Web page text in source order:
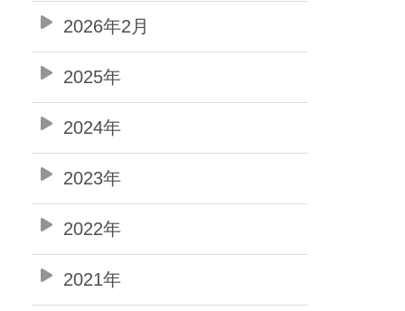
2026年2月
2025年
2024年
2023年
2022年
2021年